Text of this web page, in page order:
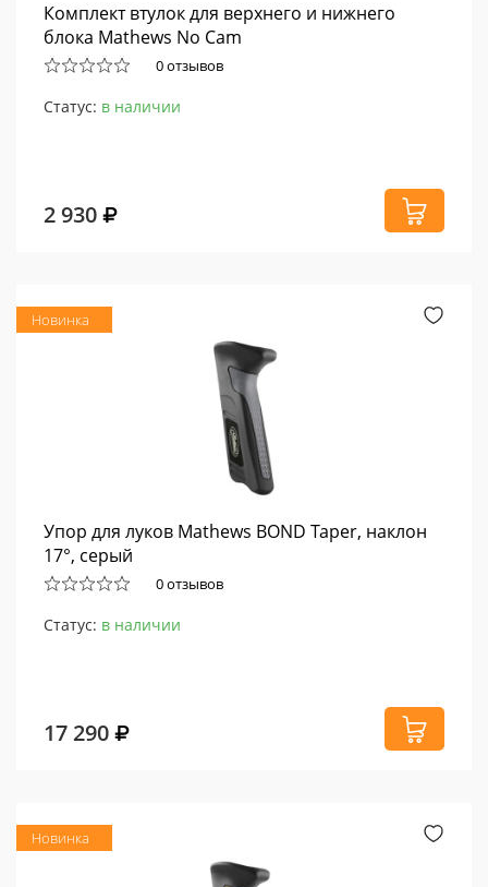
Комплект втулок для верхнего и нижнего
блока Mathews No Cam
0 отзывов
Статус: в наличии
2 930
Новинка
Упор для луков Mathews BOND Taper, наклон
17°, серый
0 отзывов
Статус: в наличии
17 290
Новинка